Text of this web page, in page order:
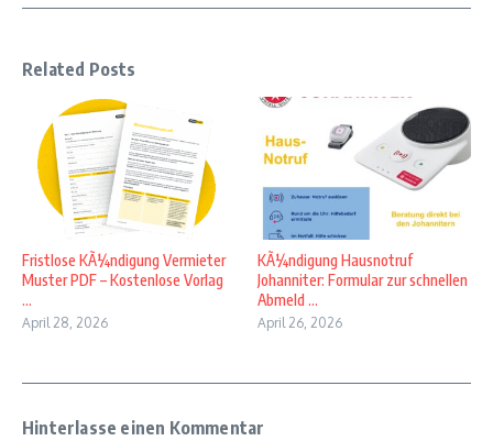
Related Posts
Fristlose KÃ¼ndigung Vermieter
Muster PDF – Kostenlose Vorlag
...
April 28, 2026
KÃ¼ndigung Hausnotruf
Johanniter: Formular zur schnellen
Abmeld ...
April 26, 2026
Hinterlasse einen Kommentar